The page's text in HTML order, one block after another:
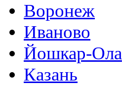
Воронеж
Иваново
Йошкар-Ола
Казань